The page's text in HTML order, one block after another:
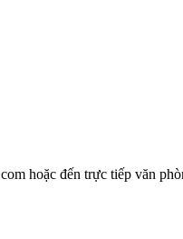
hoặc đến trực tiếp văn